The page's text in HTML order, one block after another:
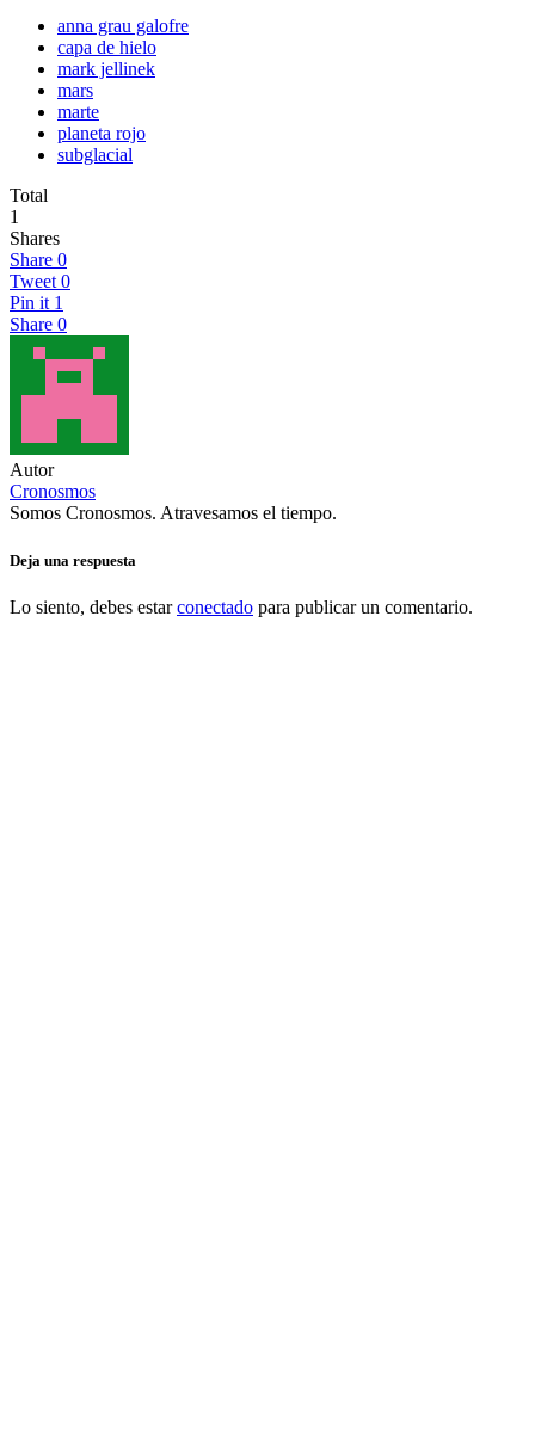
anna grau galofre
capa de hielo
mark jellinek
mars
marte
planeta rojo
subglacial
Total
1
Shares
Share 0
Tweet 0
Pin it 1
Share 0
Autor
Cronosmos
Somos Cronosmos. Atravesamos el tiempo.
Deja una respuesta
Lo siento, debes estarconectado para publicar un comentario.